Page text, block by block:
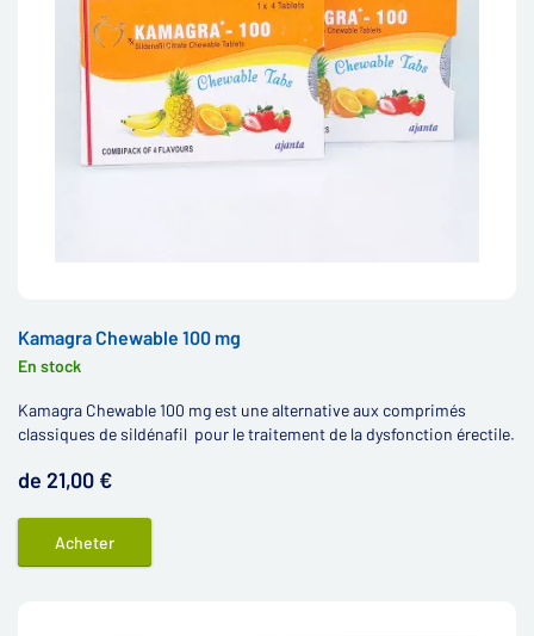
Kamagra Chewable 100 mg
En stock
Kamagra Chewable 100 mg est une alternative aux comprimés
classiques de sildénafil pour le traitement de la dysfonction érectile.
de 21,00 €
Acheter